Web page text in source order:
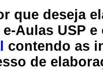
que deseja
Aulas USP
contendo as
de